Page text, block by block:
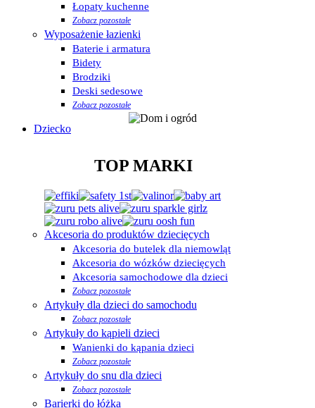
Łopaty kuchenne
Zobacz pozostałe
Wyposażenie łazienki
Baterie i armatura
Bidety
Brodziki
Deski sedesowe
Zobacz pozostałe
Dziecko
TOP MARKI
Akcesoria do produktów dziecięcych
Akcesoria do butelek dla niemowląt
Akcesoria do wózków dziecięcych
Akcesoria samochodowe dla dzieci
Zobacz pozostałe
Artykuły dla dzieci do samochodu
Zobacz pozostałe
Artykuły do kąpieli dzieci
Wanienki do kąpania dzieci
Zobacz pozostałe
Artykuły do snu dla dzieci
Zobacz pozostałe
Barierki do łóżka